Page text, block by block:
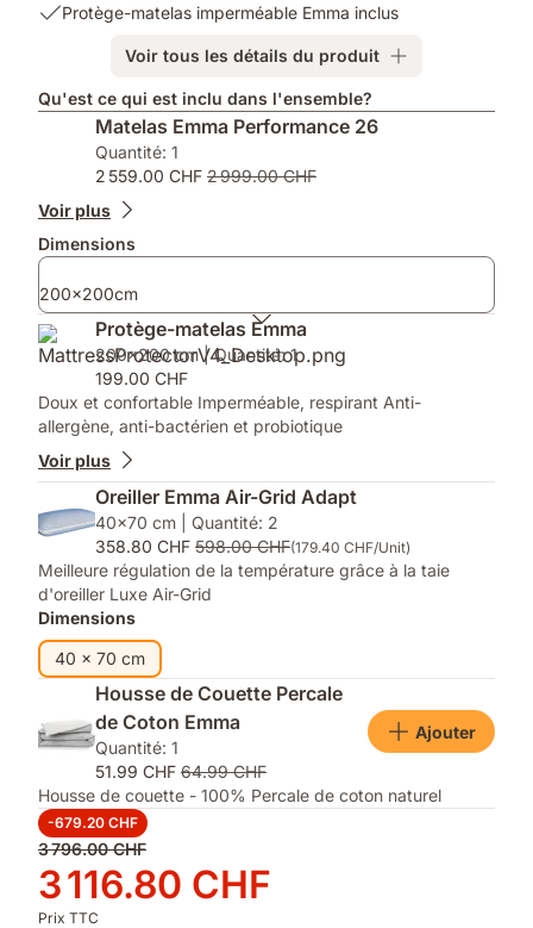
technologie
pour
répartition
optimale
de
la
pression
un
rafraîchissement
optimal
Oreiller
:
les
matelas
de
inférieures
à
140x200
cm,
2
oreillers
delà
delà
USP
imperméable
Protège-matelas imperméable Emma inclus
Voir tous les détails du produit
Qu'est ce qui est inclu dans l'ensemble?
Matelas Emma Performance 26
Quantité: 1
2 559.00 CHF 2 999.00 CHF
Voir plus
Dimensions
200x200cm
Protège-matelas Emma
200x200 cm | Quantité: 1
199.00 CHF
Doux et confortable Imperméable, respirant Anti-
allergène, anti-bactérien et probiotique
Voir plus
Oreiller Emma Air-Grid Adapt
40x70 cm | Quantité: 2
358.80 CHF 598.00 CHF(179.40 CHF/Unit)
Meilleure régulation de la température grâce à la taie
d'oreiller Luxe Air-Grid
Dimensions
40 x 70 cm
Housse de Couette Percale
de Coton Emma
Quantité: 1
51.99 CHF 64.99 CHF
Ajouter
Housse de couette - 100% Percale de coton naturel
-679.20 CHF
Prix
d'origine
3 796.00 CHF
3 796.00 CHF
Prix
3 116.80 CHF
3 116.80 CHF
Prix TTC